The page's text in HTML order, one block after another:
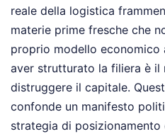
reale della logistica
materie prime fresche che
proprio modello economico
aver strutturato la filiera è il
distruggere il capitale.
confonde un manifesto
strategia di